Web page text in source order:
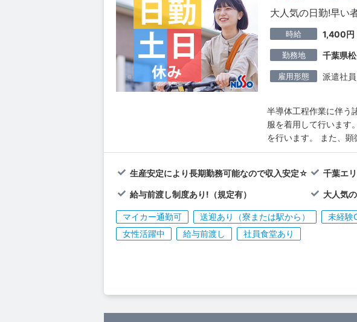
大人気の日勤!早い
時給 1,400円
勤務地 千葉県
雇用形態 派遣社員
半導体工程作業に伴う
服を着用して行います
を行います。 また、顕
生産安定により長期勤務可能なので収入安定☆ 千葉エ
給与前渡し制度あり!（規定有） 大人気
マイカー通勤可 送迎あり（寮または駅から） 未経験
女性活躍中
給与前渡し 社員食堂あり